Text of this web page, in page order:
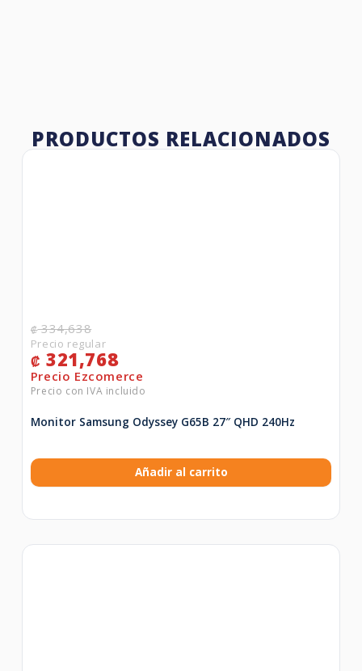
PRODUCTOS RELACIONADOS
₡334,638
₡ 321,768
Monitor Samsung Odyssey G65B 27″ QHD 240Hz
Añadir al carrito